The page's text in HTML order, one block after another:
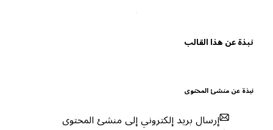
عن هذا القالب
عن منشئ المحتوى
إرسال بريد إلكتروني إلى منشئ المحتوى